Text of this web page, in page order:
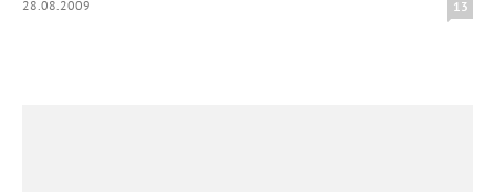
28.08.2009 13